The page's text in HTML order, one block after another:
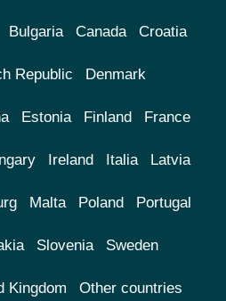
Bulgaria Canada Croatia
Republic Denmark
Estonia Finland France
Ireland Italia Latvia
Malta Poland Portugal
Slovenia Sweden
Kingdom Other countries